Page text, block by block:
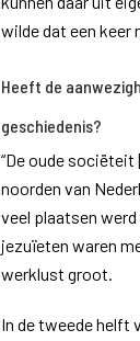
wilde dat een keer
Heeft de
geschiedenis?
“De oude sociëteit
noorden van
veel plaatsen
jezuïeten waren
werklust groot.
In de tweede helft